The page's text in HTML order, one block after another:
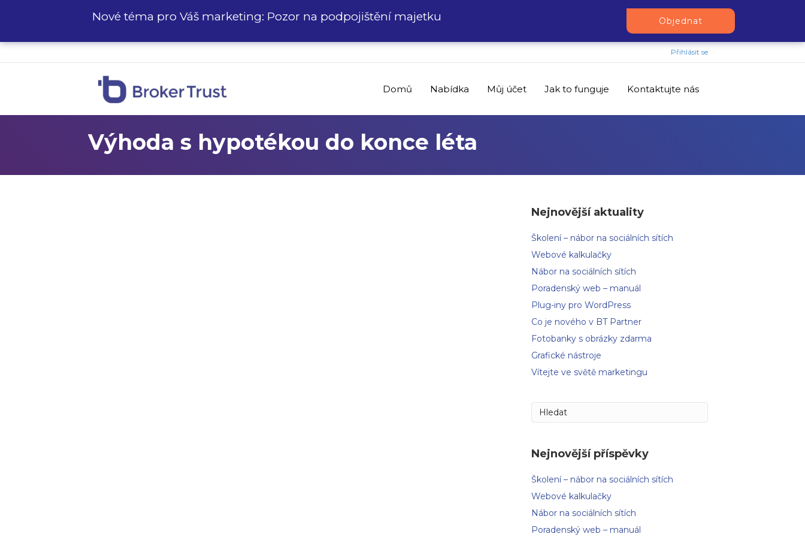
Přihlásit se
Domů Nabídka Můj účet Jak to funguje Kontaktujte nás
Výhoda s hypotékou do konce léta
Nejnovější aktuality
Školení – nábor na sociálních sítích
Webové kalkulačky
Nábor na sociálních sítích
Poradenský web – manuál
Plug-iny pro WordPress
Co je nového v BT Partner
Fotobanky s obrázky zdarma
Grafické nástroje
Vítejte ve světě marketingu
Nejnovější příspěvky
Školení – nábor na sociálních sítích
Webové kalkulačky
Nábor na sociálních sítích
Poradenský web – manuál
Nové téma pro Váš marketing: Pozor na podpojištění majetku Objednat